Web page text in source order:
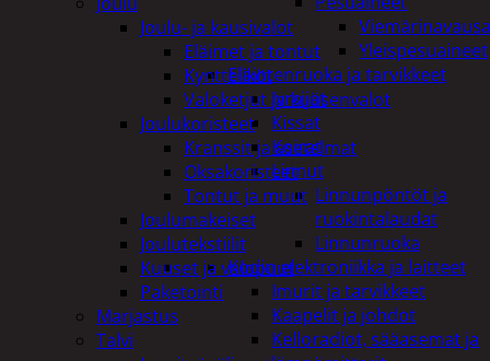
Yleispesuaineet
Eläintenruoka ja tarvikkeet
Jyrsijät
Kissat
Koirat
Linnut
Linnunpöntöt ja
ruokintalaudat
Linnunruoka
Kodin elektroniikka ja laitteet
Imurit ja tarvikkeet
Kaapelit ja johdot
Kelloradiot, sääasemat ja
Joulu- ja kausivalot
Eläimet ja tontut
Kyntteliköt
Valoketjut ja kuusenvalot
Joulukoristeet
Kranssit ja asetelmat
Oksakoristeet
Tontut ja muut
Joulumakeiset
Joulutekstiilit
Kuuset ja valopuut
Paketointi
Marjastus
Talvi